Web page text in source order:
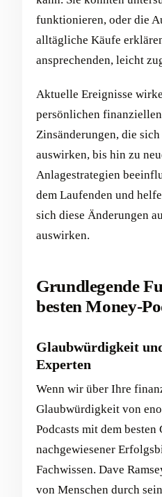
funktionieren, oder die
alltägliche Käufe
ansprechenden, leicht
Aktuelle Ereignisse
persönlichen
Zinsänderungen, die
auswirken, bis hin zu
Anlagestrategien
dem Laufenden und
sich diese Änderungen
auswirken.
Grundlegende
besten Money-
Glaubwürdigkeit
Experten
Wenn wir über Ihre
Glaubwürdigkeit von
Podcasts mit dem
nachgewiesener
Fachwissen. Dave
von Menschen durch